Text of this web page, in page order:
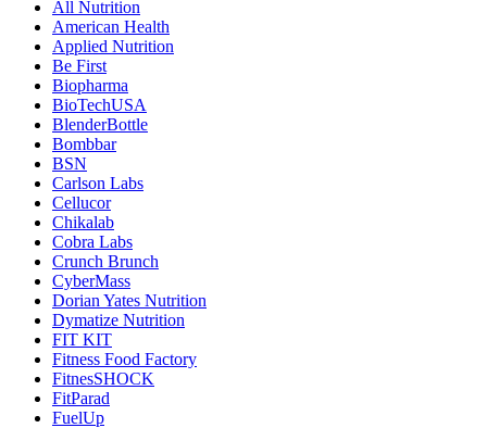
All Nutrition
American Health
Applied Nutrition
Be First
Biopharma
BioTechUSA
BlenderBottle
Bombbar
BSN
Carlson Labs
Cellucor
Chikalab
Cobra Labs
Crunch Brunch
CyberMass
Dorian Yates Nutrition
Dymatize Nutrition
FIT KIT
Fitness Food Factory
FitnesSHOCK
FitParad
FuelUp